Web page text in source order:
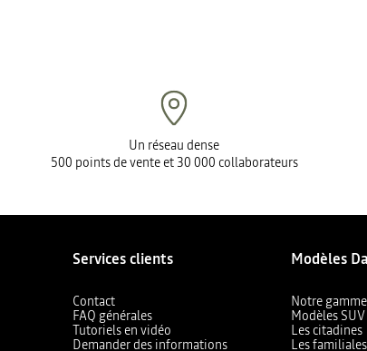
Un réseau dense
500 points de vente et 30 000 collaborateurs
Services clients
Contact
FAQ générales
Tutoriels en vidéo
Demander des informations
Modèles
Notre gamme
Modèles SUV
Les citadines
Les familiales